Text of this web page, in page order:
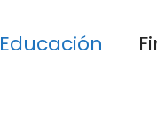
Educación